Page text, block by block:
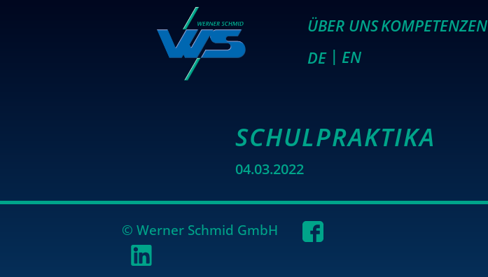
ÜBER UNSKOMPETENZEN
DE EN
SCHULPRAKTIKA
04.03.2022
© Wer­ner Schmid GmbH